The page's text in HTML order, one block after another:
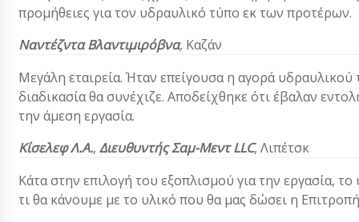
προμήθειες για τον υδραυλικό τύπο εκ των προτέρων.
Ναντέζντα Βλαντιμιρόβνα, Καζάν
Μεγάλη εταιρεία. Ήταν επείγουσα η αγορά
διαδικασία θα συνέχιζε. Αποδείχθηκε ότι έβαλαν
την άμεση εργασία.
Κίσελεφ Λ.Α., ΔιευθυντήςΣαμ-Μεντ LLC, Λιπέτσκ
Κάτα στην επιλογή του εξοπλισμού για την εργασία,
τι θα κάνουμε με το υλικό που θα μας δώσει η